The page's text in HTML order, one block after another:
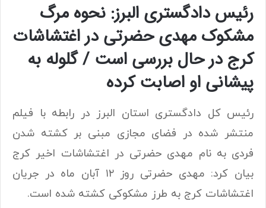
رئیس دادگستری البرز: نحوه مرگ
مشکوک مهدی حضرتی در اغتشاشات
کرج در حال بررسی است / گلوله به
پیشانی او اصابت کرده
رئیس کل دادگستری استان البرز در رابطه با فیلم
منتشر شده در فضای مجازی مبنی بر کشته شدن
فردی به نام مهدی حضرتی در اغتشاشات اخیر کرج
بیان کرد: مهدی حضرتی روز ۱۲ آبان ماه در جریان
اغتشاشات کرج به طرز مشکوکی کشته شده است.